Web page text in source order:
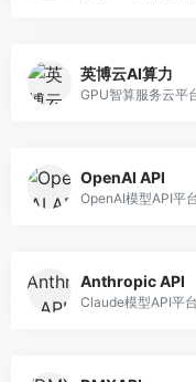
英博云AI算力
OpenAI API
Anthropic API